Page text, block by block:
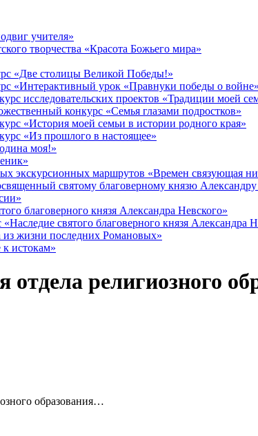
учителя»
творчества «Красота Божьего мира»
«Две столицы Великой Победы!»
«Интерактивный урок «Правнуки победы о войне»
исследовательских проектов «Традиции моей
конкурс «Семья глазами подростков»
«История моей семьи в истории родного края»
«Из прошлого в настоящее»
моя!»
экскурсионных маршрутов «Времен связующая
святому благоверному князю
благоверного князя Александра Невского»
святого благоверного князя Александра
жизни последних Романовых»
истокам»
отдела религиозного
образования…